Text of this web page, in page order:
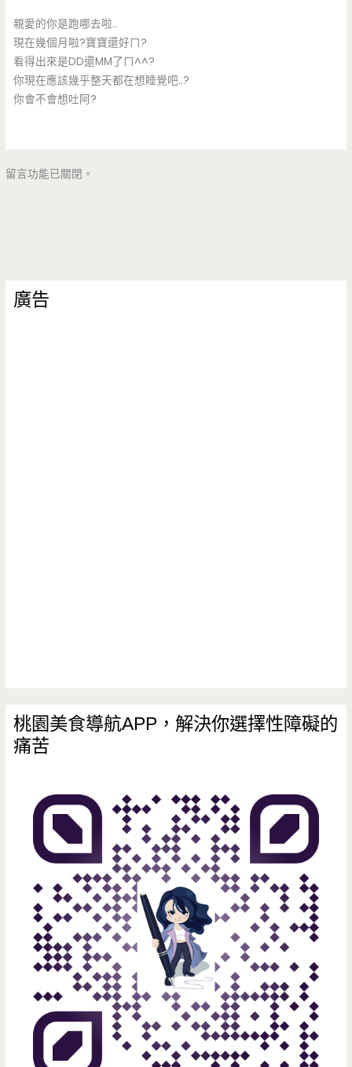
親愛的你是跑哪去啦..
現在幾個月啦?寶寶還好ㄇ?
看得出來是DD還MM了ㄇ^^?
你現在應該幾乎整天都在想睡覺吧..?
你會不會想吐阿?
留言功能已關閉。
廣告
桃園美食導航APP，解決你選擇性障礙的
痛苦